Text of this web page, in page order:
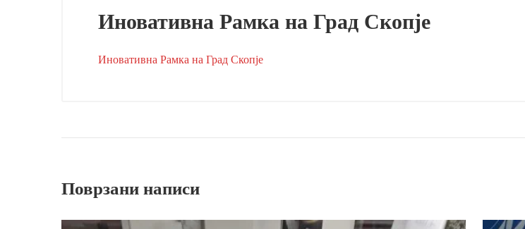
Иновативна Рамка на Град Скопје
Иновативна Рамка на Град Скопје
Поврзани написи